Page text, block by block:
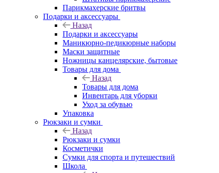
Парикмахерские бритвы
Подарки и аксессуары
Назад
Подарки и аксессуары
Маникюрно-педикюрные наборы
Маски защитные
Ножницы канцелярские, бытовые
Товары для дома
Назад
Товары для дома
Инвентарь для уборки
Уход за обувью
Упаковка
Рюкзаки и сумки
Назад
Рюкзаки и сумки
Косметички
Сумки для спорта и путешествий
Школа